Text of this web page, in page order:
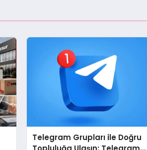
Telegram Grupları ile Doğru